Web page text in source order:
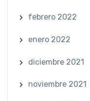
febrero 2022
enero 2022
diciembre 2021
noviembre 2021